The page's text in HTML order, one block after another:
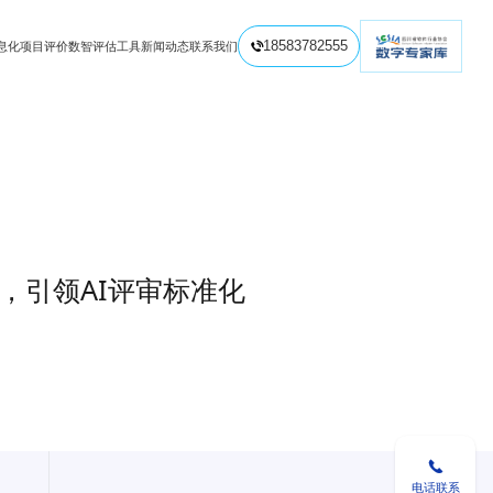
化项目评价数智评估工具新闻动态联系我们 18583782555
引领AI评审标准化

电话联系